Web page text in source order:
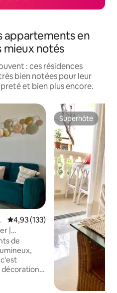
appartements en
mieux notés
: ces résidences
bien notées pour leur
et bien plus encore.
Évaluation moyenne sur la
4,93 (133)
|
la mer
de
Superhôte
Superhôte